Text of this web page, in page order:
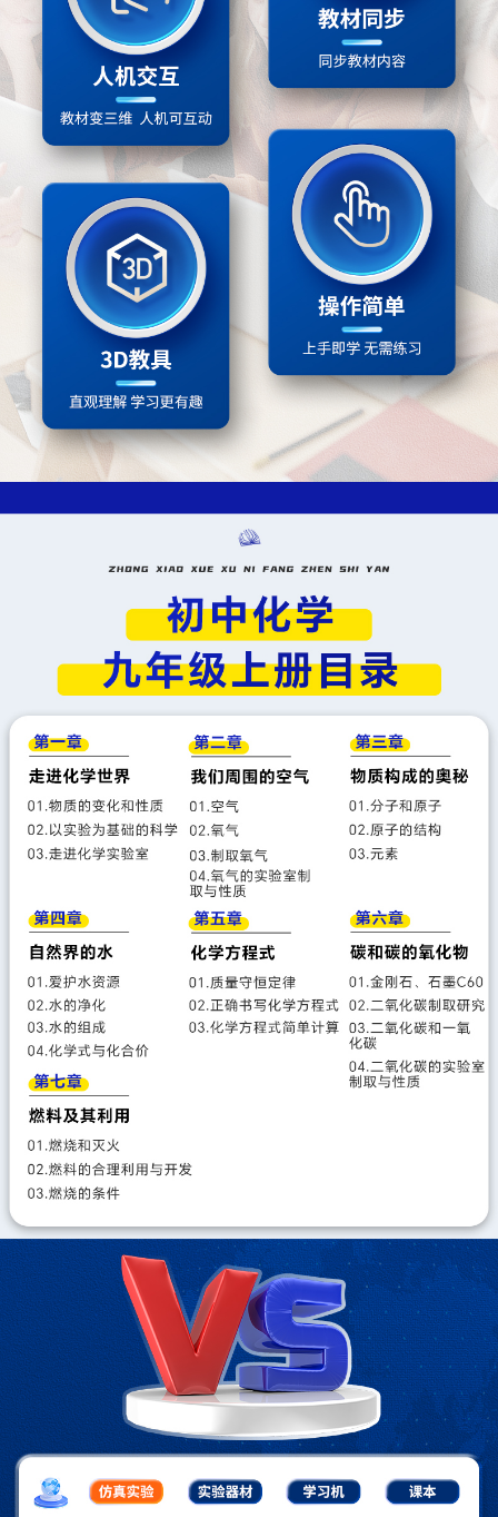
5.1洁净的燃料
5.2组成燃料的主要元素——碳
5.3二氧化碳的性质和制法
5.4古生物的“遗产”——化石燃料
第一单元 走进化学世界
课题1物质的变化和性质
课题2化学实验与科学探究
第二单元空气和氧气
课题1我们周围的空气
课题3制取氧气
实验活动1氧气的实验室制取与性质
第三单元 物质构成的奥秘
课题1分子和原子
课题2原子的结构
课题3元素
第四单元 自然界的水
课题1水资源及其利用
课题2水的组成
课题3物质组成的表示
实验活动2水的组成及变化探究
第五单元 化学反应的定量关系
课题2化学方程式
第六单元 碳和碳的氧化物
课题1碳单质的多样性
课题2碳的氧化物
课题3二氧化碳的实验室制取